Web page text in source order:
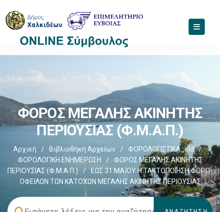
ΦΟΡΟΣ ΜΕΓΑΛΗΣ ΑΚΙΝΗΤΗΣ
ΠΕΡΙΟΥΣΙΑΣ (Φ.Μ.Α.Π.)
Αρχική / Βιβλιοθήκη Αρχείων / ΦΟΡΟΛΟΓΙΣΤΙΚΑ_old
/
ΦΟΡΟΛΟΓΙΚΗ ΕΝΗΜΕΡΩΣΗ
/
ΦΟΡΟΣ ΜΕΓΑΛΗΣ ΑΚΙΝΗΤΗΣ
ΠΕΡΙΟΥΣΙΑΣ (Φ.Μ.Α.Π.)
/
ΕΩΣ 31 ΜΑΪΟΥ Η ΤΑΚΤΟΠΟΙΗΣΗ ΦΟΡΟ-
ΟΦΕΙΛΩΝ ΤΩΝ ΚΑΤΟΧΩΝ ΜΕΓΑΛΗΣ ΑΚΙΝΗΤΗΣ ΠΕΡΙΟΥΣΙΑΣ